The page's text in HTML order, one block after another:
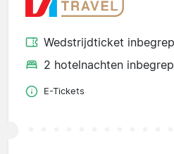
Wedstrijdticket
2 hotelnachten
E-Tickets